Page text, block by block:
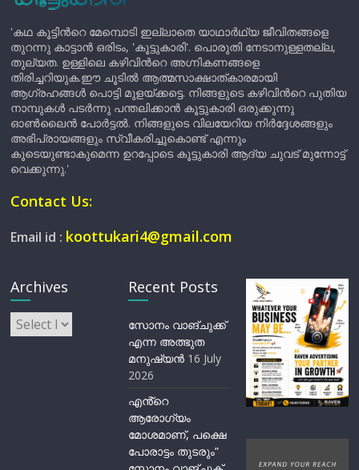
'കഥ കൂട്ടിന്‍റെ മേമ്പൊടി ഇല്ലാതെ യാഥാർഥ്യ ജീവിതങ്ങളെ
തുറന്നു കാട്ടാൻ ഒരിടം, 'കൂട്ടുകാരി'. പൊരുതി നേടാനുള്ളതല്ല,
തുല്യത. ഉള്ളിലെ കഴിവിന്‍റെ അഗ്നികണങ്ങളെ
തിരിച്ചറിയുക.ഈ ചൂടിൽ ആത്മസാക്ഷാത്കാരമായി
ആഗ്രഹങ്ങൾ പൊട്ടി മുളയ്ക്കട്ടെ. നിങ്ങളുടെ കഴിവിന്‍റെ പുതിയ
നാമ്പുകൾ പടർന്നു പന്തലിക്കാൻ കൂട്ടുകാരി ഒരുക്കുന്നു
ഓൺലൈൻ പോർട്ടൽ. നിങ്ങളുടെ വിലയേറിയ നിർദ്ദേശങ്ങളും
അഭിപ്രായങ്ങളും സ്വീകരിച്ചുകൊണ്ട് എന്നും
കൂടെയുണ്ടാകുമെന്ന ഉറപ്പോടെ കൂട്ടുകാരി ആദ്യ ചുവട് മുന്നോട്ട്
വെക്കുന്നു.'
Contact Us:
Email id : koottukari4@gmail.com
Archives
Archives
Recent Posts
സോനം വാങ്ചുക്ക്
എന്ന അത്ഭുത
മനുഷ്യന്‍ 16 July
2026
എൻ്റെ
ആരോഗ്യം
മോശമാണ്, പക്ഷെ
പോരാട്ടം തുടരും”